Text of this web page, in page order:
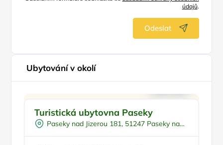
údajů.
Odeslat
Ubytování v okolí
Pingpong
U sjezdovky
Firemní akce/teambuilding
Turistická ubytovna Paseky
Paseky nad Jizerou 181, 51247 Paseky nad